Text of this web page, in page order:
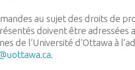
au sujet des droits de
doivent être adressées
de l’Université d’Ottawa à
.